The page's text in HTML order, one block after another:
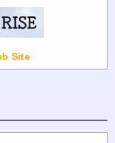
Site